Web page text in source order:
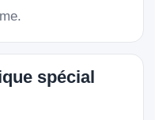
spécial